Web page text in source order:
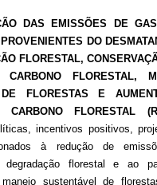
DAS EMISSÕES DE
DO
FLORESTAL,
CARBONO FLORESTAL,
DE FLORESTAS E
CARBONO FLORESTAL
incentivos positivos,
à redução de
degradação florestal e ao
sustentável de